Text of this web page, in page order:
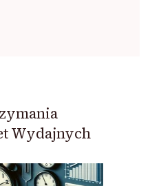
Wydajnych